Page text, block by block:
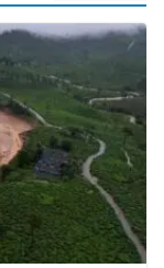
Flow
மக்கள்;
அளிக்குமா…